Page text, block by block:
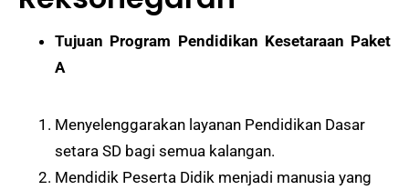
Tujuan Program Pendidikan Kesetaraan Paket
A
Menyelenggarakan layanan Pendidikan Dasar
setara SD bagi semua kalangan.
Mendidik Peserta Didik menjadi manusia yang